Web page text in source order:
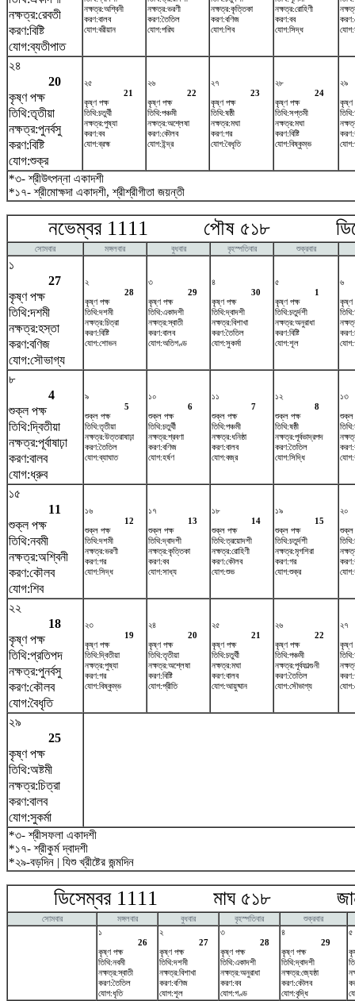
নক্ষত্র:রেবতী
করণ:বিষ্টি
যোগ:ব্যতীপাত
নক্ষত্র:অশ্বিনী
করণ:বালব
যোগ:বরীয়ান
নক্ষত্র:ভরণী
করণ:তৈতিল
যোগ:পরিঘ
নক্ষত্র:কৃত্তিকা
করণ:বণিজ
যোগ:শিব
নক্ষত্র:রোহিণী
করণ:বব
যোগ:সিদ্ধ
২৪
20
কৃষ্ণ পক্ষ
তিথি:তৃতীয়া
নক্ষত্র:পুনর্বসু
করণ:বিষ্টি
যোগ:শুক্র
২৫
21
কৃষ্ণ পক্ষ
তিথি:চতুর্থী
নক্ষত্র:পুষ্যা
করণ:বব
যোগ:ব্রহ্ম
২৬
22
কৃষ্ণ পক্ষ
তিথি:পঞ্চমী
নক্ষত্র:অশ্লেষা
করণ:কৌলব
যোগ:ইন্দ্র
২৭
23
কৃষ্ণ পক্ষ
তিথি:ষষ্ঠী
নক্ষত্র:মঘা
করণ:গর
যোগ:বৈধৃতি
২৮
24
কৃষ্ণ পক্ষ
তিথি:সপ্তমী
নক্ষত্র:মঘা
করণ:বিষ্টি
যোগ:বিষ্কুম্ভ
২৯
কৃষ্ণ
*৩- শ্রীউৎপন্না একাদশী
*১৭- শ্রীমোক্ষদা একাদশী, শ্রীশ্রীগীতা জয়ন্তী
নভেম্বর 1111 পৌষ ৫১৮
সোমবার মঙ্গলবার বুধবার বৃহস্পতিবার শুক্রবার
১
27
কৃষ্ণ পক্ষ
তিথি:দশমী
নক্ষত্র:হস্তা
করণ:বণিজ
যোগ:সৌভাগ্য
২
28
কৃষ্ণ পক্ষ
তিথি:দশমী
নক্ষত্র:চিত্রা
করণ:বিষ্টি
যোগ:শোভন
৩
29
কৃষ্ণ পক্ষ
তিথি:একাদশী
নক্ষত্র:স্বাতী
করণ:বালব
যোগ:অতিগণ্ড
৪
30
কৃষ্ণ পক্ষ
তিথি:দ্বাদশী
নক্ষত্র:বিশাখা
করণ:তৈতিল
যোগ:সুকর্মা
৫
1
কৃষ্ণ পক্ষ
তিথি:চতুর্দশী
নক্ষত্র:অনুরাধা
করণ:বিষ্টি
যোগ:শূল
৬
কৃষ্ণ
৮
4
শুক্ল পক্ষ
তিথি:দ্বিতীয়া
নক্ষত্র:পূর্বাষাঢ়া
করণ:বালব
যোগ:ধ্রুব
৯
5
শুক্ল পক্ষ
তিথি:তৃতীয়া
নক্ষত্র:উত্তরাষাঢ়া
করণ:তৈতিল
যোগ:ব্যাঘাত
১০
6
শুক্ল পক্ষ
তিথি:চতুর্থী
নক্ষত্র:শ্রবণা
করণ:বণিজ
যোগ:হর্ষণ
১১
7
শুক্ল পক্ষ
তিথি:পঞ্চমী
নক্ষত্র:ধনিষ্ঠা
করণ:বালব
যোগ:বজ্র
১২
8
শুক্ল পক্ষ
তিথি:ষষ্ঠী
নক্ষত্র:পূর্বভাদ্রপদ
করণ:তৈতিল
যোগ:সিদ্ধি
১৩
শুক্ল
১৫
11
শুক্ল পক্ষ
তিথি:নবমী
নক্ষত্র:অশ্বিনী
করণ:কৌলব
যোগ:শিব
১৬
12
শুক্ল পক্ষ
তিথি:দশমী
নক্ষত্র:ভরণী
করণ:গর
যোগ:সিদ্ধ
১৭
13
শুক্ল পক্ষ
তিথি:দ্বাদশী
নক্ষত্র:কৃত্তিকা
করণ:বব
যোগ:সাধ্য
১৮
14
শুক্ল পক্ষ
তিথি:ত্রয়োদশী
নক্ষত্র:রোহিণী
করণ:কৌলব
যোগ:শুভ
১৯
15
শুক্ল পক্ষ
তিথি:চতুর্দশী
নক্ষত্র:মৃগশিরা
করণ:গর
যোগ:শুক্র
২০
শুক্ল
২২
18
কৃষ্ণ পক্ষ
তিথি:প্রতিপদ
নক্ষত্র:পুনর্বসু
করণ:কৌলব
যোগ:বৈধৃতি
২৩
19
কৃষ্ণ পক্ষ
তিথি:দ্বিতীয়া
নক্ষত্র:পুষ্যা
করণ:গর
যোগ:বিষ্কুম্ভ
২৪
20
কৃষ্ণ পক্ষ
তিথি:তৃতীয়া
নক্ষত্র:অশ্লেষা
করণ:বিষ্টি
যোগ:প্রীতি
২৫
21
কৃষ্ণ পক্ষ
তিথি:চতুর্থী
নক্ষত্র:মঘা
করণ:বালব
যোগ:আয়ুষ্মান
২৬
22
কৃষ্ণ পক্ষ
তিথি:পঞ্চমী
নক্ষত্র:পূর্বফাল্গুনী
করণ:তৈতিল
যোগ:সৌভাগ্য
২৭
কৃষ্ণ
২৯
25
কৃষ্ণ পক্ষ
তিথি:অষ্টমী
নক্ষত্র:চিত্রা
করণ:বালব
যোগ:সুকর্মা
*৩- শ্রীসফলা একাদশী
*১৭- শ্রীকুর্ম দ্বাদশী
*২৯-বড়দিন | যিশু খ্রীষ্টের জন্মদিন
ডিসেম্বর 1111 মাঘ ৫১৮
সোমবার মঙ্গলবার বুধবার বৃহস্পতিবার
শুক্রবার
১
26
কৃষ্ণ পক্ষ
তিথি:নবমী
নক্ষত্র:স্বাতী
করণ:তৈতিল
যোগ:ধৃতি
২
27
কৃষ্ণ পক্ষ
তিথি:দশমী
নক্ষত্র:বিশাখা
করণ:বণিজ
যোগ:শূল
৩
28
কৃষ্ণ পক্ষ
তিথি:একাদশী
নক্ষত্র:অনুরাধা
করণ:বব
যোগ:গণ্ড
৪
29
কৃষ্ণ পক্ষ
তিথি:দ্বাদশী
নক্ষত্র:জ্যেষ্ঠা
করণ:কৌলব
যোগ:বৃদ্ধি
৫